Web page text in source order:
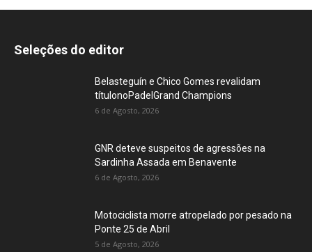
Seleções do editor
Belasteguín e Chico Gomes revalidam
títulonoPadelGrand Champions
6 de Agosto, 2026
GNR deteve suspeitos de agressões na
Sardinha Assada em Benavente
6 de Agosto, 2026
Motociclista morre atropelado por pesado na
Ponte 25 de Abril
5 de Agosto, 2026